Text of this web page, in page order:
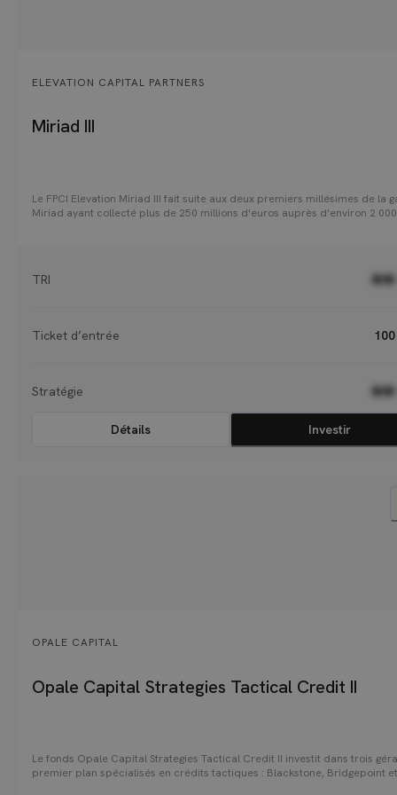
ELEVATION CAPITAL PARTNERS
Miriad III
Le FPCI Elevation Miriad III fait suite aux deux premiers millésimes de la
Miriad ayant collecté plus de 250 millions d'euros auprès d'environ 2 000
sélectionnés.
TRI
Ticket d’entrée
Stratégie
Détails Investir
OPALE CAPITAL
Opale Capital Strategies Tactical Credit II
Le fonds Opale Capital Strategies Tactical Credit II investit dans trois
premier plan spécialisés en crédits tactiques : Blackstone, Bridgepoint et